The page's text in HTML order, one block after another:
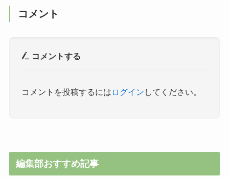
コメント
コメントする
コメントを投稿するには ログイン してください。
編集部おすすめ記事